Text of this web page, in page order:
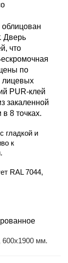
облицован
Дверь
что
по
лицевых
PUR-клей
закаленной
8 точках.
гладкой и
к
RAL 7044,
600х1900 мм.